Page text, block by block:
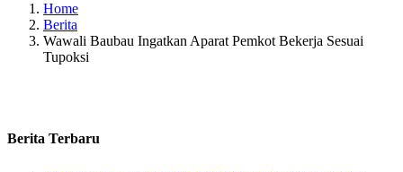
Home
Berita
Wawali Baubau Ingatkan Aparat Pemkot Bekerja Sesuai
Tupoksi
Berita Terbaru